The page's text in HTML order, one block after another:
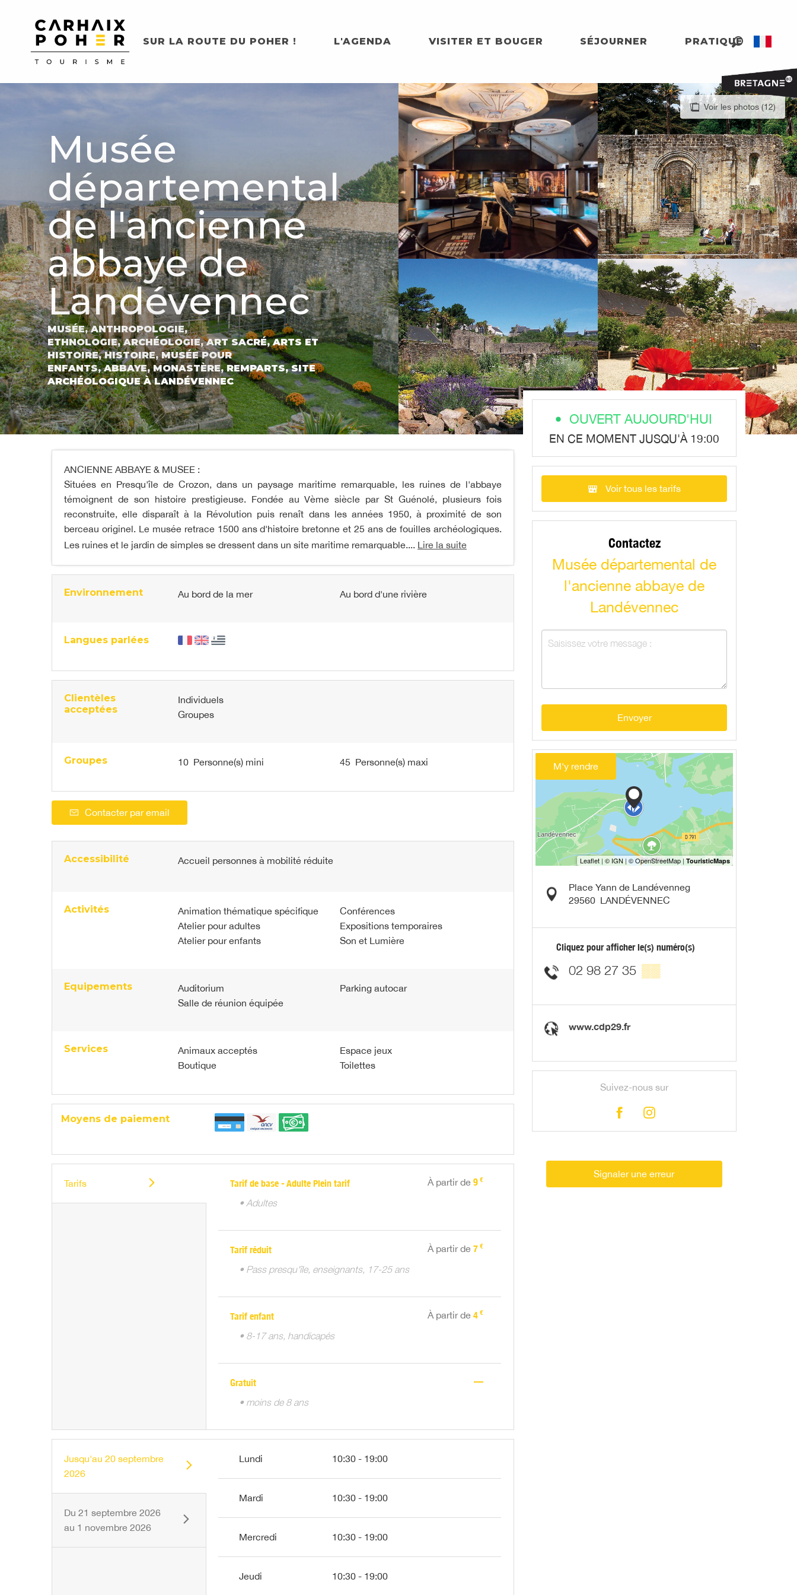
principal
SUR LA ROUTE DU POHER ! L'AGENDA VISITER ET BOUGER SÉJOURNER PRATIQUE
Voir les photos (12)
Musée
départemental
de l'ancienne
abbaye de
Landévennec
MUSÉE,ANTHROPOLOGIE,
ETHNOLOGIE,ARCHÉOLOGIE,ART SACRÉ,ARTS ET
HISTOIRE,HISTOIRE,MUSÉE POUR
ENFANTS,ABBAYE,MONASTÈRE,REMPARTS,SITE
ARCHÉOLOGIQUE À LANDÉVENNEC
ANCIENNE ABBAYE & MUSEE :
Situées en Presqu'île de Crozon, dans un paysage maritime remarquable, les ruines de l'abbaye
témoignent de son histoire prestigieuse. Fondée au Vème siècle par St Guénolé, plusieurs fois
reconstruite, elle disparaît à la Révolution puis renaît dans les années 1950, à proximité de son
berceau originel. Le musée retrace 1500 ans d'histoire bretonne et 25 ans de fouilles archéologiques.
Les ruines et le jardin de simples se dressent dans un site maritime remarquable.... Lire la suite
Environnement Au bord de la mer Au bord d'une rivière
Langues parlées
Clientèles
acceptées
Individuels
Groupes
Groupes 10 Personne(s) mini 45 Personne(s) maxi
Contacter par email
Accessibilité Accueil personnes à mobilité réduite
Activités
Animation thématique spécifique
Atelier pour adultes
Atelier pour enfants
Conférences
Expositions temporaires
Son et Lumière
Equipements
Auditorium
Salle de réunion équipée
Parking autocar
Services
Animaux acceptés
Boutique
Espace jeux
Toilettes
Moyens de paiement
Tarifs Tarif de base - Adulte Plein tarif À partir de9 €
• Adultes
Tarif réduit À partir de7 €
• Pass presqu'île, enseignants, 17-25 ans
Tarif enfant À partir de4 €
• 8-17 ans, handicapés
Gratuit —
• moins de 8 ans
Jusqu'au 20 septembre
2026
Du 21 septembre 2026
au 1 novembre 2026
Lundi 10:30 - 19:00
Mardi 10:30 - 19:00
Mercredi 10:30 - 19:00
Jeudi 10:30 - 19:00
OUVERT AUJOURD'HUI
EN CE MOMENT JUSQU'À 19:00
Voir tous les tarifs
Contactez
Musée départemental de
l'ancienne abbaye de
Landévennec
Envoyer
M'y rendre
Place Yann de Landévenneg
29560 LANDÉVENNEC
Cliquez pour afficher le(s) numéro(s)
02 98 27 35 ▒▒
www.cdp29.fr
Suivez-nous sur
Signaler une erreur